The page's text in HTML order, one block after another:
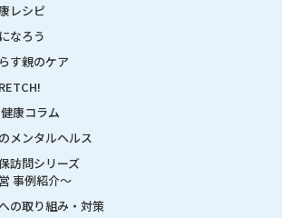
レシピ
なろう
す親のケア
康コラム
メンタルヘルス
訪問シリーズ
事例紹介～
の取り組み・対策